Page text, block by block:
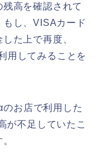
高を確認されて
し、VISAカード
た上で再度、
用してみることを
お店で利用した
が不足していたこ